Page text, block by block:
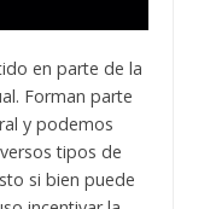
en parte de la
Forman parte
y podemos
tipos de
si bien puede